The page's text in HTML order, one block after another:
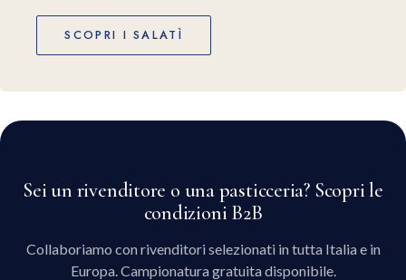
SCOPRI I SALATÌ
Sei un rivenditore o una pasticceria? Scopri le
condizioni B2B
Collaboriamo con rivenditori selezionati in tutta Italia e in
Europa. Campionatura gratuita disponibile.